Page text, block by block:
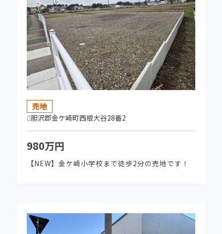
グランドステージ水沢北田 全23区 【１区画限
定特別価格】区画D→680万円で販売中‼
2026-04-07
前沢竹沢 南街区 お陰様で完売いたしました。
2026-04-01
★NEW★ 水沢北田分譲地【グランドステージ
水沢北田 全23区】販売開始しました！
2026-04-01
た！
ました！
売地
胆沢郡金ケ崎町西根大谷28番2
980万円
【NEW】金ケ崎小学校まで徒歩2分の売地です！